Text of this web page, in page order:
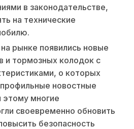
в законодательстве,
на технические
рынке появились новые
и тормозных колодок с
о которых
новостные
этому многие
своевременно обновить
безопасность